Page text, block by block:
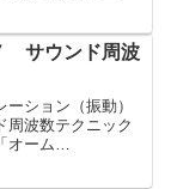
様子をイメージす
サウンド周波
ション（振動）
周波数テクニック
オーム